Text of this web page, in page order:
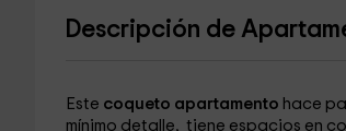
Descripción de
Este coqueto apartamento hace
mínimo detalle, tiene espacios en